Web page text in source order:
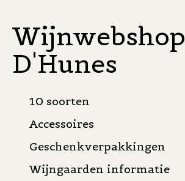
Wijnwebshop
D'Hunes
10 soorten
Accessoires
Geschenkverpakkingen
Wijngaarden informatie